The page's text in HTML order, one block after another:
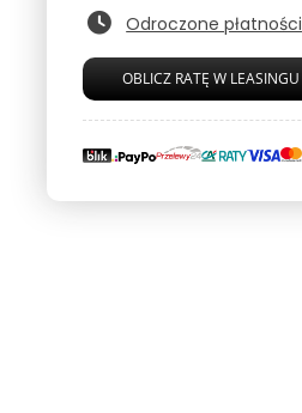
Odroczone płatności